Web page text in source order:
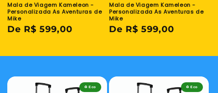
Mala de Viagem Kameleon -
Personalizada As Aventuras de
Mike
Preço
De R$ 599,00
Mala de Viagem Kameleon -
Personalizada As Aventuras de
Mike
Preço
De R$ 599,00
♻️ Eco ♻️ Eco